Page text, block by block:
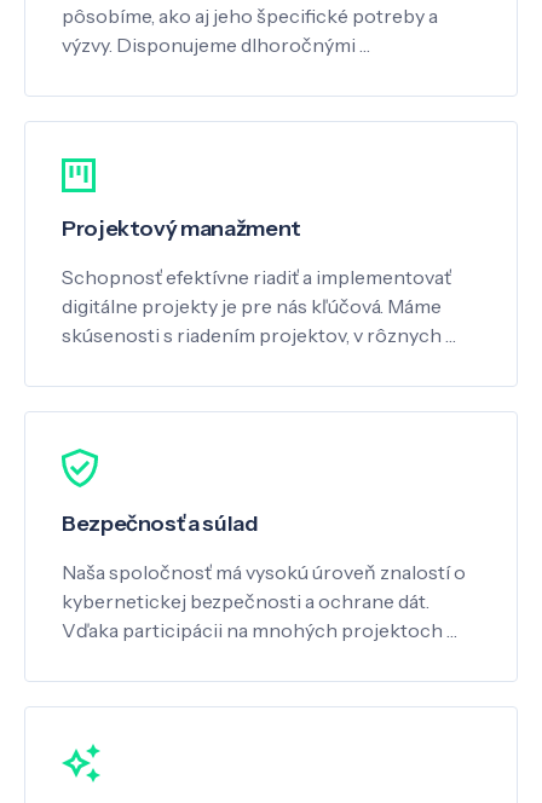
pôsobíme, ako aj jeho špecifické potreby a
výzvy. Disponujeme dlhoročnými …
Projektový manažment
Schopnosť efektívne riadiť a implementovať
digitálne projekty je pre nás kľúčová. Máme
skúsenosti s riadením projektov, v rôznych …
Bezpečnosť a súlad
Naša spoločnosť má vysokú úroveň znalostí o
kybernetickej bezpečnosti a ochrane dát.
Vďaka participácii na mnohých projektoch …